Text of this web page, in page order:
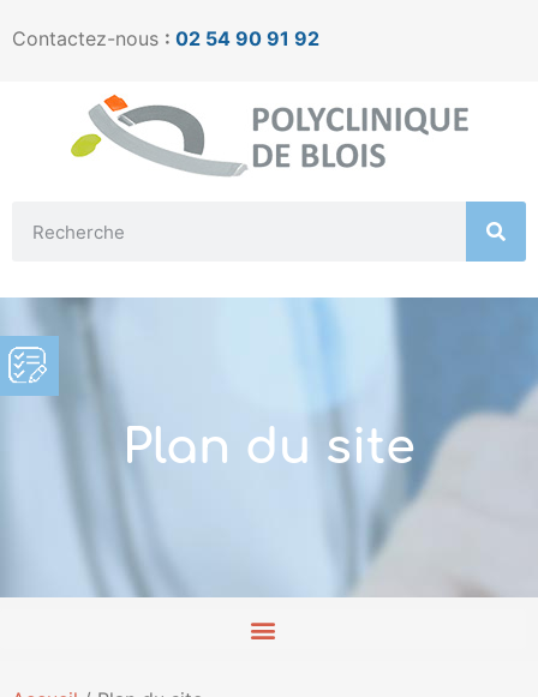
Contactez-nous : 02 54 90 91 92
Plan du site